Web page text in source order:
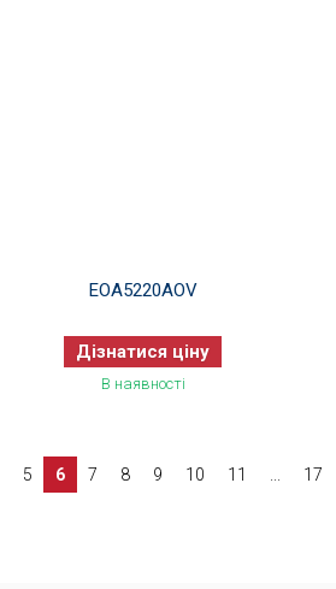
EOA5220AOV
Дізнатися ціну
В наявності
5 6 7 8 9 10 11 ... 17